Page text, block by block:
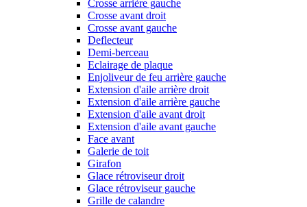
Crosse arrière gauche
Crosse avant droit
Crosse avant gauche
Deflecteur
Demi-berceau
Eclairage de plaque
Enjoliveur de feu arrière gauche
Extension d'aile arrière droit
Extension d'aile arrière gauche
Extension d'aile avant droit
Extension d'aile avant gauche
Face avant
Galerie de toit
Girafon
Glace rétroviseur droit
Glace rétroviseur gauche
Grille de calandre